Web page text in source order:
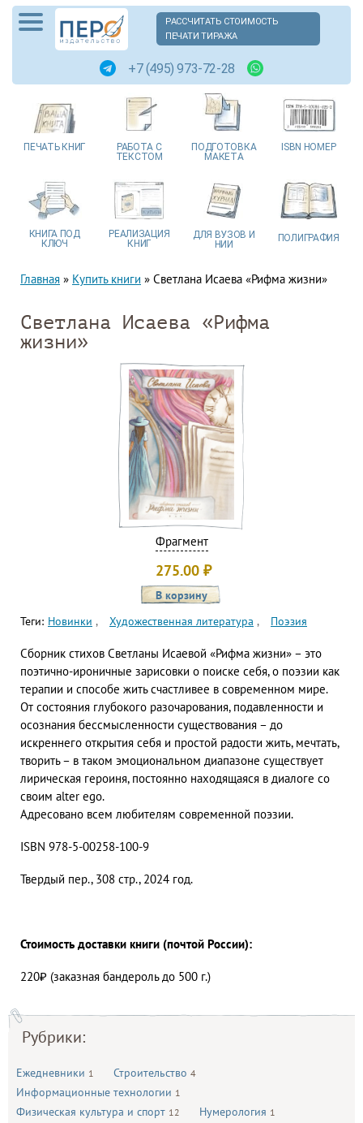
РАССЧИТАТЬ СТОИМОСТЬ
ПЕЧАТИ ТИРАЖА
+7 (495) 973-72-28
ПЕЧАТЬ КНИГ РАБОТА С
ТЕКСТОМ
ПОДГОТОВКА
МАКЕТА
ISBN НОМЕР
КНИГА ПОД
КЛЮЧ
РЕАЛИЗАЦИЯ
КНИГ
ДЛЯ ВУЗОВ И
НИИ
ПОЛИГРАФИЯ
Главная » Купить книги » Светлана Исаева «Рифма жизни»
Рубрики:
Ежедневники 1 Строительство 4
Информационные технологии 1
Физическая культура и спорт 12 Нумерология 1
Светлана Исаева «Рифма
жизни»
Фрагмент
275.00 ₽
Теги: Новинки Художественная литература Поэзия
Сборник стихов Светланы Исаевой «Рифма жизни» – это
поэтично-ироничные зарисовки о поиске себя, о поэзии как
терапии и способе жить счастливее в современном мире.
От состояния глубокого разочарования, подавленности и
осознания бессмысленности существования – до
искреннего открытия себя и простой радости жить, мечтать,
творить – в таком эмоциональном диапазоне существует
лирическая героиня, постоянно находящаяся в диалоге со
своим alter ego.
Адресовано всем любителям современной поэзии.
ISBN 978-5-00258-100-9
Твердый пер., 308 стр., 2024 год.
Стоимость доставки книги (почтой России):
220₽ (заказная бандероль до 500 г.)